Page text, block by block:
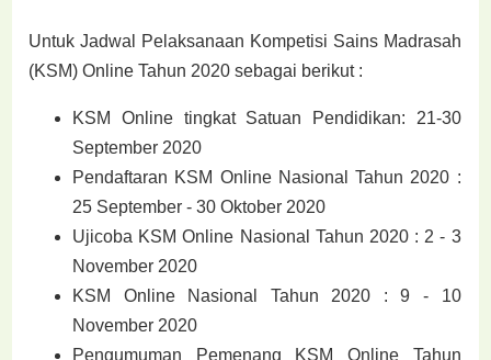
Untuk Jadwal Pelaksanaan Kompetisi Sains Madrasah
(KSM) Online Tahun 2020 sebagai berikut :
KSM Online tingkat Satuan Pendidikan: 21-30
September 2020
Pendaftaran KSM Online Nasional Tahun 2020 :
25 September - 30 Oktober 2020
Ujicoba KSM Online Nasional Tahun 2020 : 2 - 3
November 2020
KSM Online Nasional Tahun 2020 : 9 - 10
November 2020
Pengumuman Pemenang KSM Online Tahun